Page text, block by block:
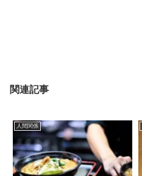
関連記事
人間関係